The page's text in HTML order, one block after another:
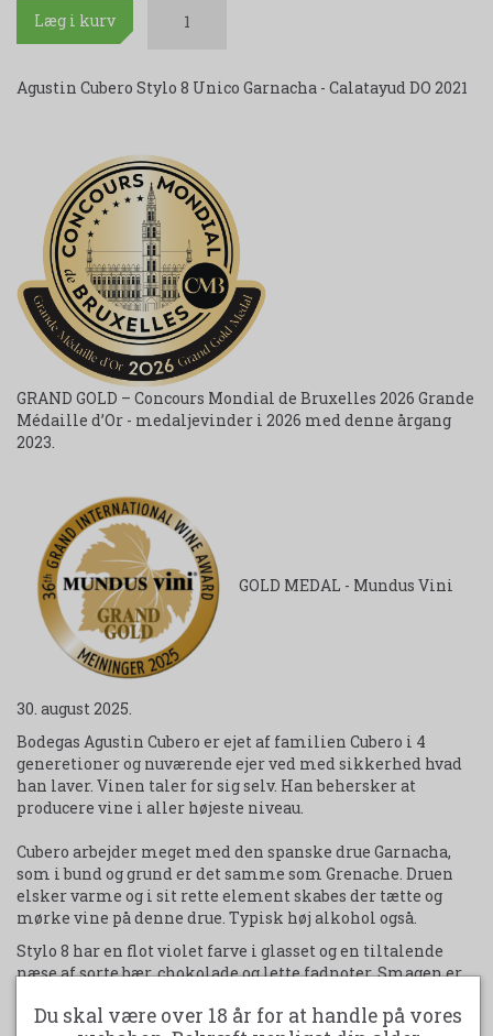
Læg i kurv
Agustin Cubero Stylo 8 Unico Garnacha - Calatayud DO 2021
GRAND GOLD – Concours Mondial de Bruxelles 2026 Grande
Médaille d’Or - medaljevinder i 2026 med denne årgang
2023.
GOLD MEDAL - Mundus Vini
30. august 2025.
Bodegas Agustin Cubero er ejet af familien Cubero i 4
generetioner og nuværende ejer ved med sikkerhed hvad
han laver. Vinen taler for sig selv. Han behersker at
producere vine i aller højeste niveau.
Cubero arbejder meget med den spanske drue Garnacha,
som i bund og grund er det samme som Grenache. Druen
elsker varme og i sit rette element skabes der tætte og
mørke vine på denne drue. Typisk høj alkohol også.
Stylo 8 har en flot violet farve i glasset og en tiltalende
næse af sorte bær, chokolade og lette fadnoter. Smagen er
syren skaber en fantastisk balance. Servere denne vin til
Du skal være over 18 år for at handle på vores